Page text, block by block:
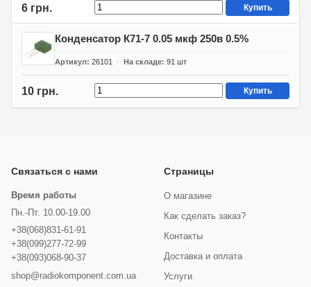
6 грн. Купить
Конденсатор К71-7 0.05 мкф 250в 0.5%
Артикул 26101 На складе 91 шт
10 грн. Купить
Связаться с нами
Время работы
Пн.-Пт. 10.00-19.00
+38(068)831-61-91
+38(099)277-72-99
+38(093)068-90-37
shop@radiokomponent.com.ua
Страницы
О магазине
Как сделать заказ?
Контакты
Доставка и оплата
Услуги